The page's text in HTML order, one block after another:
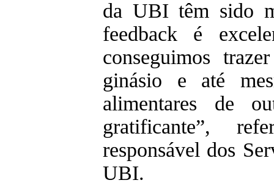
da UBI têm sido
feedback é
conseguimos
ginásio e até
alimentares de
gratificante”,
responsável dos
UBI.